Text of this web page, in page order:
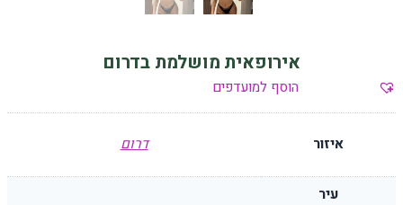
אירופאית מושלמת בדרום
הוסף למועדפים
איזור דרום
עיר